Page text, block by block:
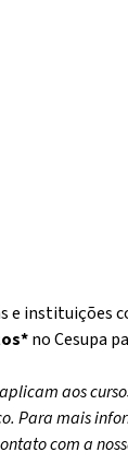
e instituições
no Cesupa
aos
Para mais
com a